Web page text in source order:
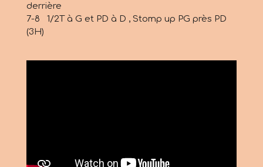
derrière
7-8 1/2T à G et PD à D , Stomp up PG près PD
(3H)